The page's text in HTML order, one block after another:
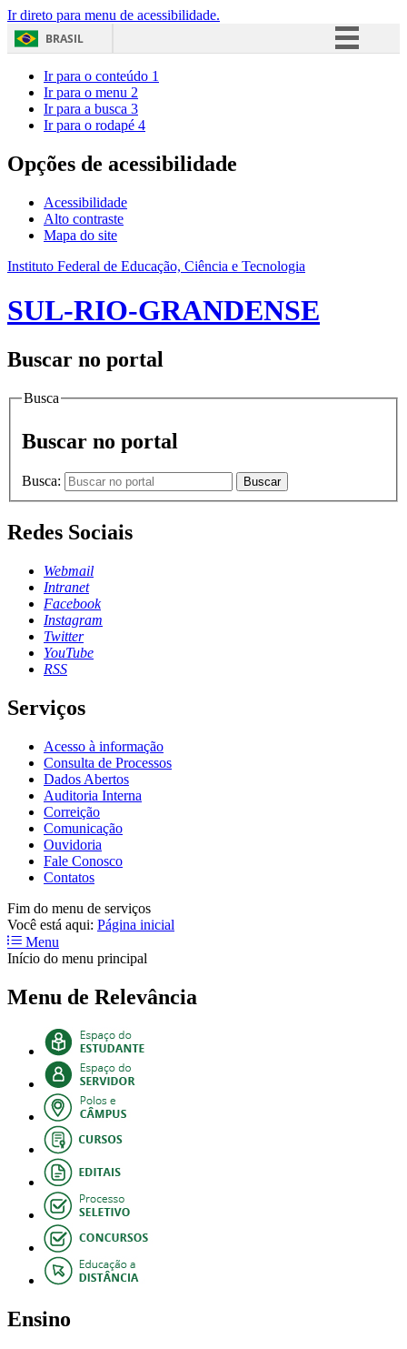
Ir direto para menu de acessibilidade.
BRASIL
Acesso à informação
Ir para o conteúdo 1
Ir para o menu 2
Ir para a busca 3
Ir para o rodapé 4
Opções de acessibilidade
Acessibilidade
Alto contraste
Mapa do site
Instituto Federal de Educação, Ciência e Tecnologia
SUL-RIO-GRANDENSE
Buscar no portal
Busca
Buscar no portal
Busca: Buscar
Redes Sociais
Webmail
Intranet
Facebook
Instagram
Twitter
YouTube
RSS
Serviços
Acesso à informação
Consulta de Processos
Dados Abertos
Auditoria Interna
Correição
Comunicação
Ouvidoria
Fale Conosco
Contatos
Fim do menu de serviços
Você está aqui: Página inicial
Menu
Início do menu principal
Menu de Relevância
Ensino